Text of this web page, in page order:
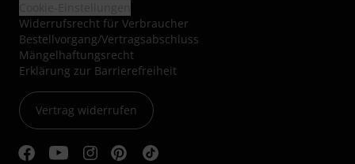
Widerrufsrecht für Verbraucher
Bestellvorgang/Vertragsabschluss
Mängelhaftungsrecht
Erklärung zur Barrierefreiheit
Vertrag widerrufen